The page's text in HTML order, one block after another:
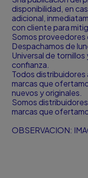
disponibilidad, en
adicional,
con cliente para
Somos proveedores
Despachamos de
Universal de
confianza.
Todos
marcas que
nuevos y originales.
Somos
marcas que
OBSERVACION: